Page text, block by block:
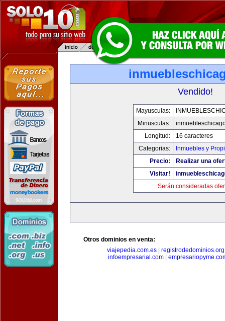
Vendido!
Mayusculas:
Minusculas:
Longitud:
16 caracteres
Categorias:
Inmuebles y
Precio:
Realizar una
Visitar!
Serán consideradas
Otros dominios en venta:
viajepedia.com.es| registrodedominios.org
infoempresarial.com|